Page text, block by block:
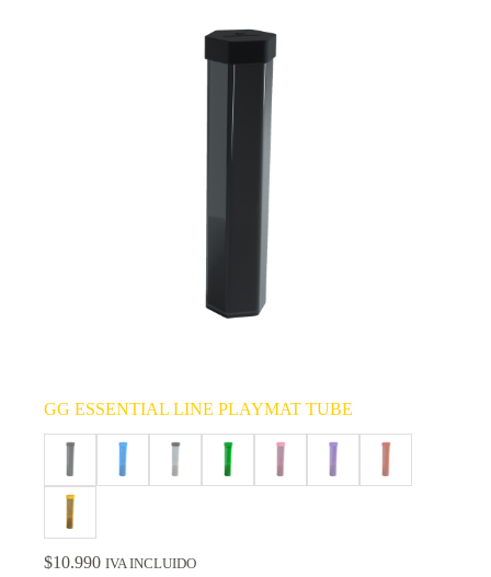
GG ESSENTIAL LINE PLAYMAT TUBE
$10.990 IVA INCLUIDO